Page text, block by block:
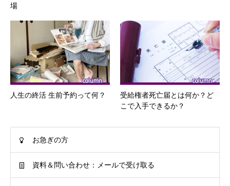
場
人生の終活 生前予約って何？
受給権者死亡届とは何か？ど
こで入手できるか？
お急ぎの方
資料＆問い合わせ：メールで受け取る